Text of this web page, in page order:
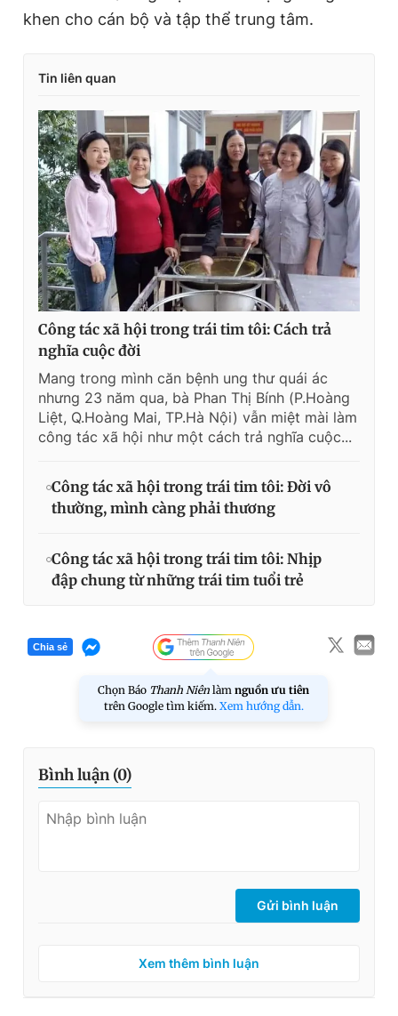
khen cho cán bộ và tập thể trung tâm.
Tin liên quan
Công tác xã hội trong trái tim tôi: Cách trả
nghĩa cuộc đời
Mang trong mình căn bệnh ung thư quái ác
nhưng 23 năm qua, bà Phan Thị Bính (P.Hoàng
Liệt, Q.Hoàng Mai, TP.Hà Nội) vẫn miệt mài làm
công tác xã hội như một cách trả nghĩa cuộc...
Công tác xã hội trong trái tim tôi: Đời vô
thường, mình càng phải thương
Công tác xã hội trong trái tim tôi: Nhịp
đập chung từ những trái tim tuổi trẻ
Chia sẻ
Chọn Báo Thanh Niên làm nguồn ưu tiên
trên Google tìm kiếm. Xem hướng dẫn.
Bình luận (0)
Gửi bình luận
Xem thêm bình luận